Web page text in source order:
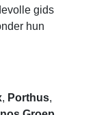
gids
hun
, Porthus,